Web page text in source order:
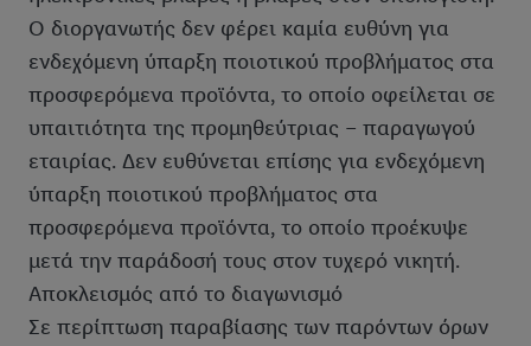
Ο διοργανωτής δεν φέρει καμία ευθύνη για
ενδεχόμενη ύπαρξη ποιοτικού προβλήματος στα
προσφερόμενα προϊόντα, το οποίο οφείλεται σε
υπαιτιότητα της προμηθεύτριας – παραγωγού
εταιρίας. Δεν ευθύνεται επίσης για ενδεχόμενη
ύπαρξη ποιοτικού προβλήματος στα
προσφερόμενα προϊόντα, το οποίο προέκυψε
μετά την παράδοσή τους στον τυχερό νικητή.
Αποκλεισμός από το διαγωνισμό
Σε περίπτωση παραβίασης των παρόντων όρων